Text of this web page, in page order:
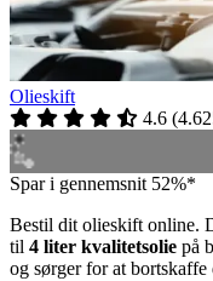
Olieskift
4.6 (
Spar i gennemsnit 52%*
Bestil dit olieskift online.
til 4 liter kvalitetsolie på
og sørger for at bortskaffe